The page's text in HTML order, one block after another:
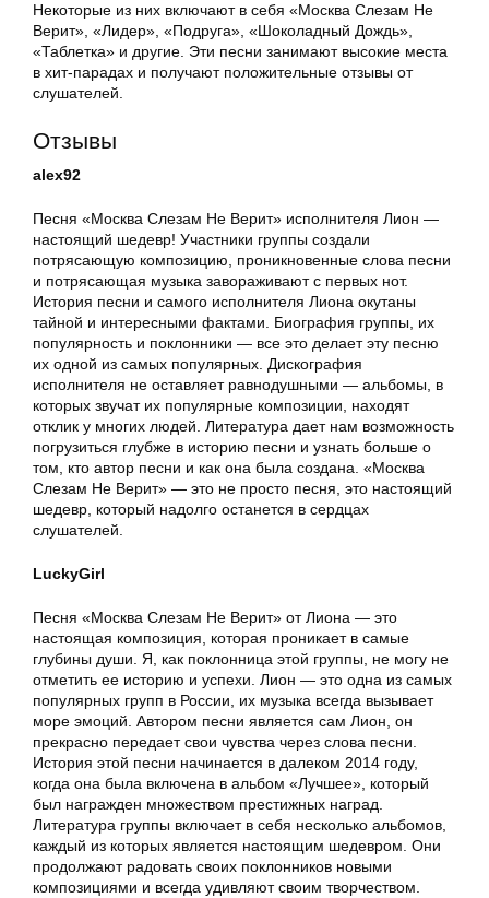
Некоторые из них включают в себя «Москва Слезам Не
Верит», «Лидер», «Подруга», «Шоколадный Дождь»,
«Таблетка» и другие. Эти песни занимают высокие места
в хит-парадах и получают положительные отзывы от
слушателей.
Отзывы
alex92
Песня «Москва Слезам Не Верит» исполнителя Лион —
настоящий шедевр! Участники группы создали
потрясающую композицию, проникновенные слова песни
и потрясающая музыка завораживают с первых нот.
История песни и самого исполнителя Лиона окутаны
тайной и интересными фактами. Биография группы, их
популярность и поклонники — все это делает эту песню
их одной из самых популярных. Дискография
исполнителя не оставляет равнодушными — альбомы, в
которых звучат их популярные композиции, находят
отклик у многих людей. Литература дает нам возможность
погрузиться глубже в историю песни и узнать больше о
том, кто автор песни и как она была создана. «Москва
Слезам Не Верит» — это не просто песня, это настоящий
шедевр, который надолго останется в сердцах
слушателей.
LuckyGirl
Песня «Москва Слезам Не Верит» от Лиона — это
настоящая композиция, которая проникает в самые
глубины души. Я, как поклонница этой группы, не могу не
отметить ее историю и успехи. Лион — это одна из самых
популярных групп в России, их музыка всегда вызывает
море эмоций. Автором песни является сам Лион, он
прекрасно передает свои чувства через слова песни.
История этой песни начинается в далеком 2014 году,
когда она была включена в альбом «Лучшее», который
был награжден множеством престижных наград.
Литература группы включает в себя несколько альбомов,
каждый из которых является настоящим шедевром. Они
продолжают радовать своих поклонников новыми
композициями и всегда удивляют своим творчеством.